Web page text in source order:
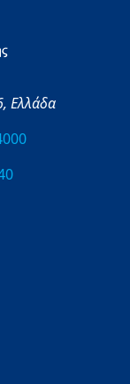
Ελλάδα